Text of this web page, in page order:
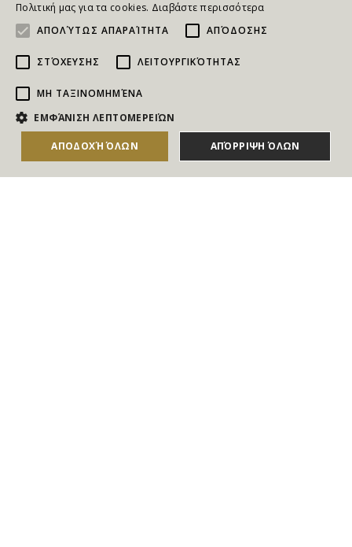
NEWSLETTER
Για να ενημερώνεστε άμεσα για τους Διαγωνισμούς, τα
Πολιτική μας για τα cookies. Διαβάστε περισσότερα
ΑΠΟΛΎΤΩΣ ΑΠΑΡΑΊΤΗΤΑ
ΑΠΌΔΟΣΗΣ
ΣΤΌΧΕΥΣΗΣ ΛΕΙΤΟΥΡΓΙΚΌΤΗΤΑΣ
ΜΗ ΤΑΞΙΝΟΜΗΜΈΝΑ
ΕΜΦΆΝΙΣΗ ΛΕΠΤΟΜΕΡΕΙΏΝ
ΑΠΟΔΟΧΉ ΌΛΩΝ ΑΠΌΡΡΙΨΗ ΌΛΩΝ